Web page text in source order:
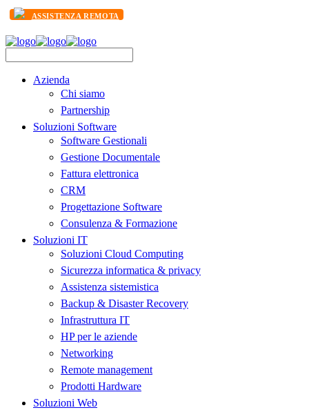
ASSISTENZA REMOTA
Azienda
Chi siamo
Partnership
Soluzioni Software
Software Gestionali
Gestione Documentale
Fattura elettronica
CRM
Progettazione Software
Consulenza & Formazione
Soluzioni IT
Soluzioni Cloud Computing
Sicurezza informatica & privacy
Assistenza sistemistica
Backup & Disaster Recovery
Infrastruttura IT
HP per le aziende
Networking
Remote management
Prodotti Hardware
Soluzioni Web